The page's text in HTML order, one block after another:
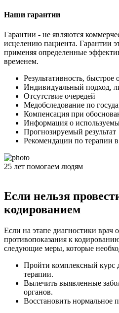
Наши гарантии
Гарантии - не являются
исцелению пациента. Гарантии
применяя определенные
временем.
Результативность, быстрое
Индивидуальный подход,
Отсутствие очередей
Медобследование по
Компенсация при
Информация о
Прогнозируемый результат
Рекомендации по терапии
25 лет помогаем людям
Если нельзя
кодированием
Если на этапе диагностики врач
противопоказания к
следующие меры, которые
Пройти комплексный курс
терапии.
Вылечить выявленные
органов.
Восстановить нормальное